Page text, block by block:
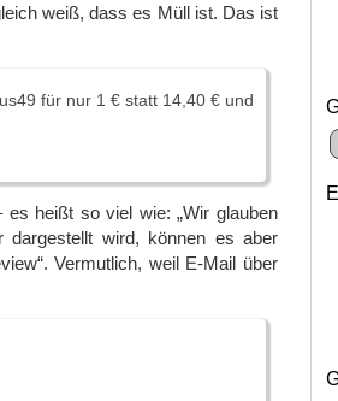
weiß, dass es Müll ist. Das ist
für nur 1 € statt 14,40 € und
heißt so viel wie: „Wir glauben
dargestellt wird, können es aber
Vermutlich, weil E-Mail über